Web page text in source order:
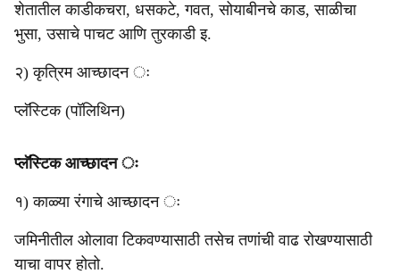
शेतातील काडीकचरा, धसकटे, गवत, सोयाबीनचे काड, साळीचा
भुसा, उसाचे पाचट आणि तुरकाडी इ.
२) कृत्रिम आच्छादन ः
प्लॅस्टिक (पॉलिथिन)
प्लॅस्टिक आच्छादन ः
१) काळ्या रंगाचे आच्छादन ः
जमिनीतील ओलावा टिकवण्यासाठी तसेच तणांची वाढ रोखण्यासाठी
याचा वापर होतो.